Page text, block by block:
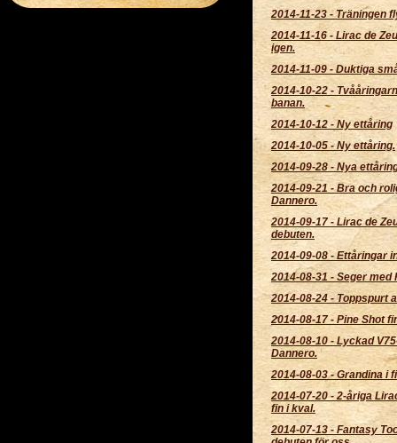
2014-11-23 -Träningen
2014-11-16 - Lirac de
igen.
2014-11-09 -Duktiga
2014-10-22-
banan.
2014-10-12 - Ny ettåring
2014-10-05-Ny ettåring.
2014-09-28 - Nya
2014-09-21 -Bra och
Dannero.
2014-09-17 -Lirac de
debuten.
2014-09-08-Ettåringar
2014-08-31 - Seger med
2014-08-24- Toppspurt
2014-08-17 - Pine Shot
2014-08-10 -Lyckad
Dannero.
2014-08-03-Grandina i
2014-07-20-2-åriga
fin i kval.
2014-07-13 - Fantasy